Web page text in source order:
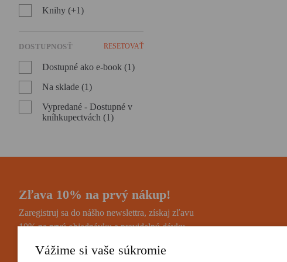
Knihy (+1)
DOSTUPNOSŤ RESETOVAŤ
Dostupné ako e-book (1)
Na sklade (1)
Vypredané - Dostupné v
kníhkupectvách (1)
Zľava 10% na prvý nákup!
Zaregistruj sa do nášho newslettra, získaj zľavu
10% na prvú objednávku a pravidelnú dávku
Vážime si vaše súkromie